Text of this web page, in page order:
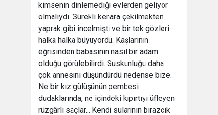
kimsenin dinlemediği evlerden geliyor
olmalıydı. Sürekli kenara çekilmekten
yaprak gibi incelmişti ve bir tek gözleri
halka halka büyüyordu. Kaşlarının
eğrisinden babasının nasıl bir adam
olduğu görülebilirdi. Suskunluğu daha
çok annesini düşündürdü nedense bize.
Ne bir kız gülüşünün pembesi
dudaklarında, ne içindeki kıpırtıyı üfleyen
rüzgârlı saçlar... Kendi sularının birazcık